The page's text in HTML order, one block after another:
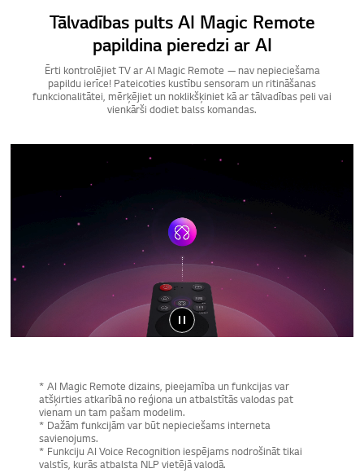
Tālvadības pults AI Magic Remote
papildina pieredzi ar AI
Ērti kontrolējiet TV ar AI Magic Remote — nav nepieciešama
papildu ierīce! Pateicoties kustību sensoram un ritināšanas
funkcionalitātei, mērķējiet un noklikšķiniet kā ar tālvadības peli vai
vienkārši dodiet balss komandas.
* AI Magic Remote dizains, pieejamība un funkcijas var
atšķirties atkarībā no reģiona un atbalstītās valodas pat
vienam un tam pašam modelim.
* Dažām funkcijām var būt nepieciešams interneta
savienojums.
* Funkciju AI Voice Recognition iespējams nodrošināt tikai
valstīs, kurās atbalsta NLP vietējā valodā.